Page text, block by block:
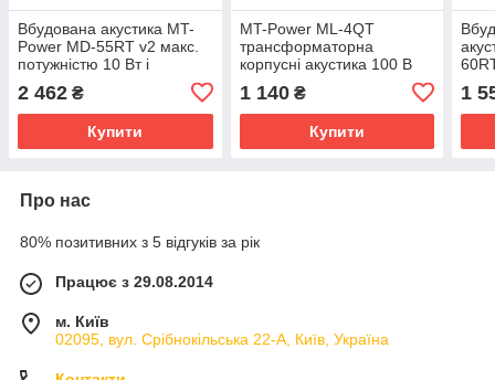
Вбудована акустика MT-
Power MD-55RT v2 макс.
потужністю 10 Вт і
2 462 ₴
Купити
MT-Power ML-4QT
трансформаторна
корпусні акустика 100 В
1 140₴
Купити
1
Про нас
80% позитивних з 5 відгуків за рік
Працює з 29.08.2014
м. Київ
02095, вул. Срібнокільська 22-А, Київ, Україна